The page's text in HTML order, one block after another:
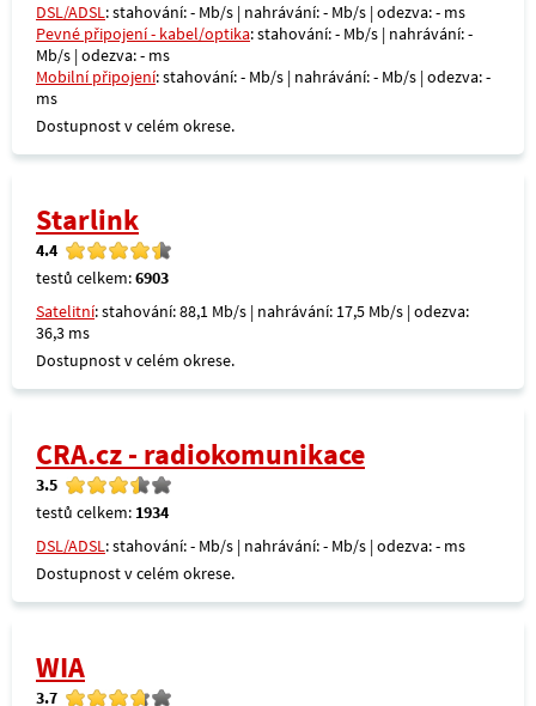
DSL/ADSL: stahování: - Mb/s | nahrávání: - Mb/s | odezva: - ms
Pevné připojení - kabel/optika: stahování: - Mb/s | nahrávání: -
Mb/s | odezva: - ms
Mobilní připojení: stahování: - Mb/s | nahrávání: - Mb/s | odezva: -
ms
Dostupnost v celém okrese.
Starlink
4.4
testů celkem:6903
Satelitní: stahování: 88,1 Mb/s | nahrávání: 17,5 Mb/s | odezva:
36,3 ms
Dostupnost v celém okrese.
CRA.cz - radiokomunikace
3.5
testů celkem: 1934
DSL/ADSL: stahování: - Mb/s | nahrávání: - Mb/s | odezva: - ms
Dostupnost v celém okrese.
WIA
3.7